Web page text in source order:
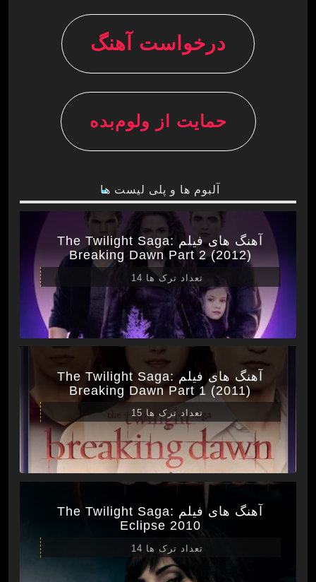
درخواست آهنگ
حمایت از ولوم‌بده
آلبوم ها و پلی لیست ها
آهنگ های فیلم The Twilight Saga:
Breaking Dawn Part 2 (2012)
تعداد ترک ها 14
آهنگ های فیلم The Twilight Saga:
Breaking Dawn Part 1 (2011)
تعداد ترک ها 15
آهنگ های فیلم The Twilight Saga:
Eclipse 2010
تعداد ترک ها 14